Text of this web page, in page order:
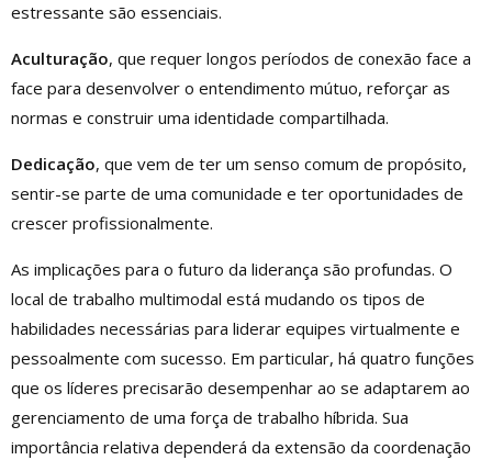
estressante são essenciais.
Aculturação, que requer longos períodos de conexão face a
face para desenvolver o entendimento mútuo, reforçar as
normas e construir uma identidade compartilhada.
Dedicação, que vem de ter um senso comum de propósito,
sentir-se parte de uma comunidade e ter oportunidades de
crescer profissionalmente.
As implicações para o futuro da liderança são profundas. O
local de trabalho multimodal está mudando os tipos de
habilidades necessárias para liderar equipes virtualmente e
pessoalmente com sucesso. Em particular, há quatro funções
que os líderes precisarão desempenhar ao se adaptarem ao
gerenciamento de uma força de trabalho híbrida. Sua
importância relativa dependerá da extensão da coordenação